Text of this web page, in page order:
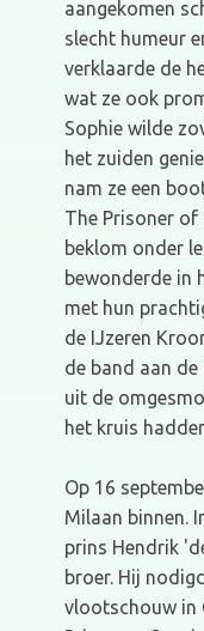
aangekomen
slecht hu­meur
verklaarde de
wat ze ook
Sophie wilde
het zuiden
nam ze een
The Prisoner of
beklom onder
bewonderde in
met hun
de IJzeren
de band aan
uit de
het kruis
Op 16
Milaan binnen.
prins Hendrik
broer. Hij
vlootschouw in